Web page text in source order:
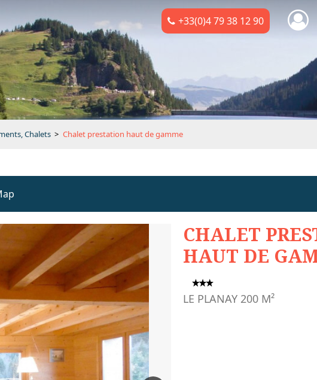
+33(0)4 79 38 12 90
Chalets > Chalet prestation haut de gamme
CHALET
HAUT DE
LE PLANAY 200 M²